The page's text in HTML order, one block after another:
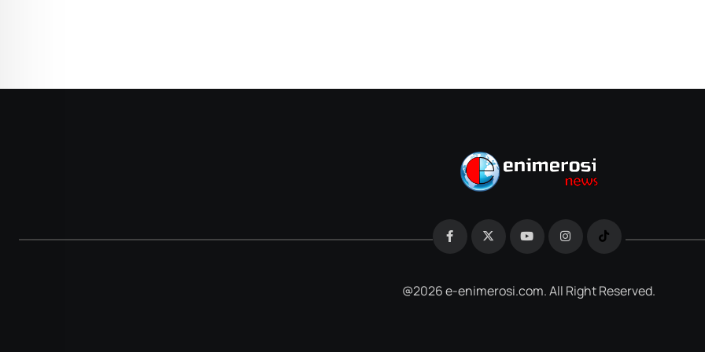
@2026 e-enimerosi.com. All Right Reserved.